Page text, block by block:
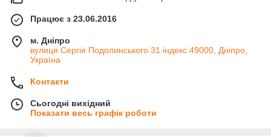
Працює з 23.06.2016
м. Дніпро
вулиця Сергія Подолинського 31 індекс 49000, Дніпро,
Україна
Контакти
Сьогодні вихідний
Показати весь графік роботи